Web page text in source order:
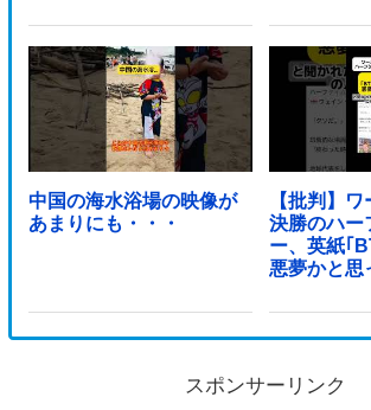
中国の海水浴場の映像が
あまりにも・・・
【批判】
決勝のハー
ー、英紙｢
悪夢かと思
スポンサーリンク